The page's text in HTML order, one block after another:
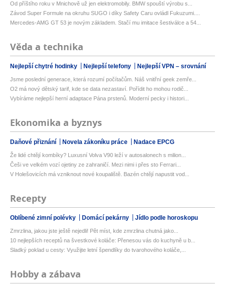
Od příštího roku v Mnichově už jen elektromobily. BMW spouští výrobu s...
Závod Super Formule na okruhu SUGO i díky Safety Caru ovládl Fukuzumi....
Mercedes-AMG GT 53 je novým základem. Stačí mu imitace šestiválce a 54...
Věda a technika
Nejlepší chytré hodinky Nejlepší telefony Nejlepší VPN – srovnání
Jsme poslední generace, která rozumí počítačům. Náš vnitřní geek zemře...
O2 má nový dětský tarif, kde se data nezastaví. Pořídit ho mohou rodič...
Vybíráme nejlepší herní adaptace Pána prstenů. Moderní pecky i histori...
Ekonomika a byznys
Daňové přiznání Novela zákoníku práce Nadace EPCG
Že lidé chtějí kombíky? Luxusní Volva V90 leží v autosalonech s milion...
Češi ve velkém vozí ojetiny ze zahraničí. Mezi nimi i přes sto Ferrari...
V Holešovicích má vzniknout nové koupaliště. Bazén chtějí napustit vod...
Recepty
Oblíbené zimní polévky Domácí pekárny Jídlo podle horoskopu
Zmrzlina, jakou jste ještě nejedli! Pět míst, kde zmrzlina chutná jako...
10 nejlepších receptů na švestkové koláče: Přenesou vás do kuchyně u b...
Sladký poklad u cesty: Využijte letní špendlíky do tvarohového koláče,...
Hobby a zábava